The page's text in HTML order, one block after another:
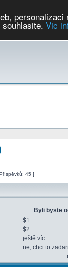
Vic
45 ]
Byli byste
$1
$2
ještě víc
ne, chci to